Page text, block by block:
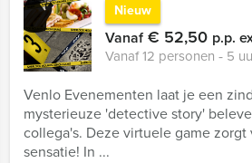
Nieuw
Vanaf€ 52,50 p.p.
Vanaf 12 personen ‐ 5
Venlo Evenementen laat je een
mysterieuze 'detective story'
collega's. Deze virtuele game zorgt
sensatie! In ...